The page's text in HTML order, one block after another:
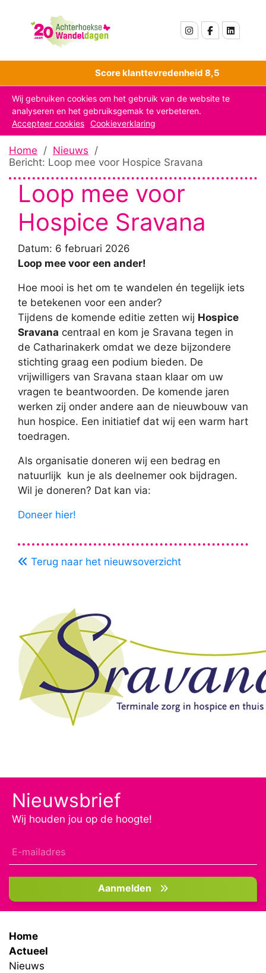
Wij gebruiken cookies om het gebruik van de website te
analyseren en het gebruiksgemak te verbeteren.
Accepteer cookies Cookieverklaring
Score klanttevredenheid 8,5
Home / Nieuws /
Bericht: Loop mee voor Hospice Sravana
Loop mee voor
Hospice Sravana
Datum: 6 februari 2026
Loop mee voor een ander!
Hoe mooi is het om te wandelen én tegelijk iets
te betekenen voor een ander?
Tijdens de komende editie zetten wij Hospice
Sravana centraal en kom je Sravana tegen in
de Catharinakerk omdat we deze bijzondere
stichting graag een podium bieden. De
vrijwilligers van Sravana staan klaar om uw
vragen te beantwoorden. De komende jaren
werken zij onder andere aan de nieuwbouw van
hun hospice. Een initiatief dat wij een warm hart
toedragen.
Als organisatie doneren wij een bedrag en
natuurlijk kun je als deelnemer ook bijdragen.
Wil je doneren? Dat kan via:
Doneer hier!
Terug naar het nieuwsoverzicht
Nieuwsbrief
Wij houden jou op de hoogte!
Aanmelden
Home
Actueel
Nieuws